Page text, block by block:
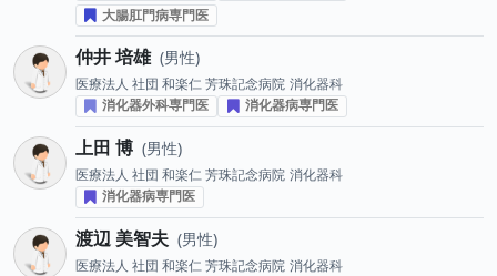
大腸肛門病専門医
仲井 培雄 男性
医療法人 社団 和楽仁 芳珠記念病院 消化器科
消化器外科専門医
消化器病専門医
上田 博 男性
医療法人 社団 和楽仁 芳珠記念病院 消化器科
消化器病専門医
渡辺 美智夫 男性
医療法人 社団 和楽仁 芳珠記念病院 消化器科